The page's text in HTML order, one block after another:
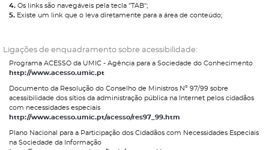
4. Os links são navegáveis pela tecla "TAB";
5. Existe um link que o leva diretamente para a área de conteúdo;
Ligações de enquadramento sobre acessibilidade:
Programa ACESSO da UMIC - Agência para a Sociedade do Conhecimento
http://www.acesso.umic.pt
Documento da Resolução do Conselho de Ministros Nº 97/99 sobre
acessibilidade dos sítios da administração pública na Internet pelos cidadãos
com necessidades especiais
http://www.acesso.umic.pt/acesso/res97_99.htm
Plano Nacional para a Participação dos Cidadãos com Necessidades Especiais
na Sociedade da Informação